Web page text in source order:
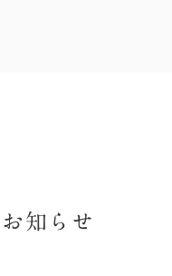
知らせ